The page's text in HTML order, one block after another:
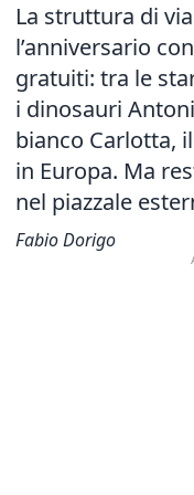
La struttura di
l’anniversario
gratuiti: tra le
i dinosauri
bianco Carlotta,
in Europa. Ma
nel piazzale
Fabio Dorigo